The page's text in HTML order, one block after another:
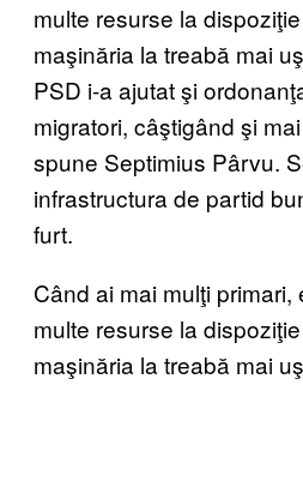
multe resurse la
maşinăria la treabă mai
PSD i-a ajutat şi
migratori, câştigând şi
spune Septimius Pârvu.
infrastructura de partid
furt.
Când ai mai mulţi
multe resurse la
maşinăria la treabă mai